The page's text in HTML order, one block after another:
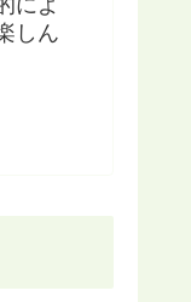
によ
しん